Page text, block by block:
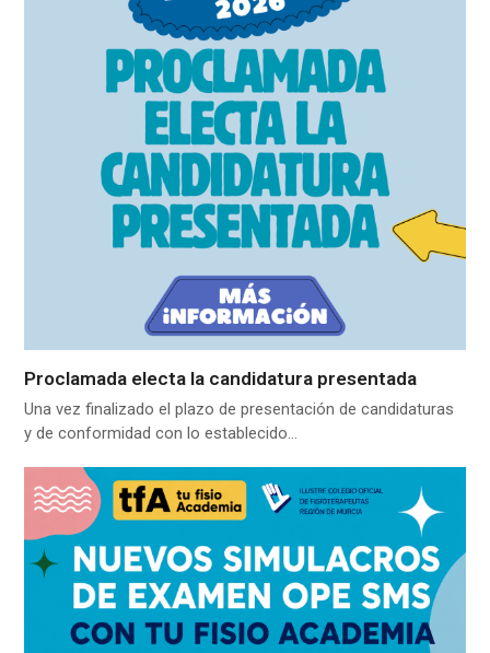
Proclamada electa la candidatura presentada
Una vez finalizado el plazo de presentación de candidaturas
y de conformidad con lo establecido…